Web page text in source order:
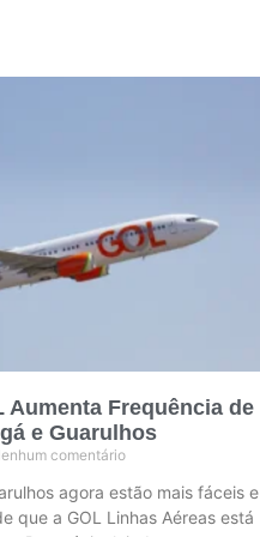
Aumenta Frequência de
e Guarulhos
comentário
agora estão mais fáceis e
que a GOL Linhas Aéreas está